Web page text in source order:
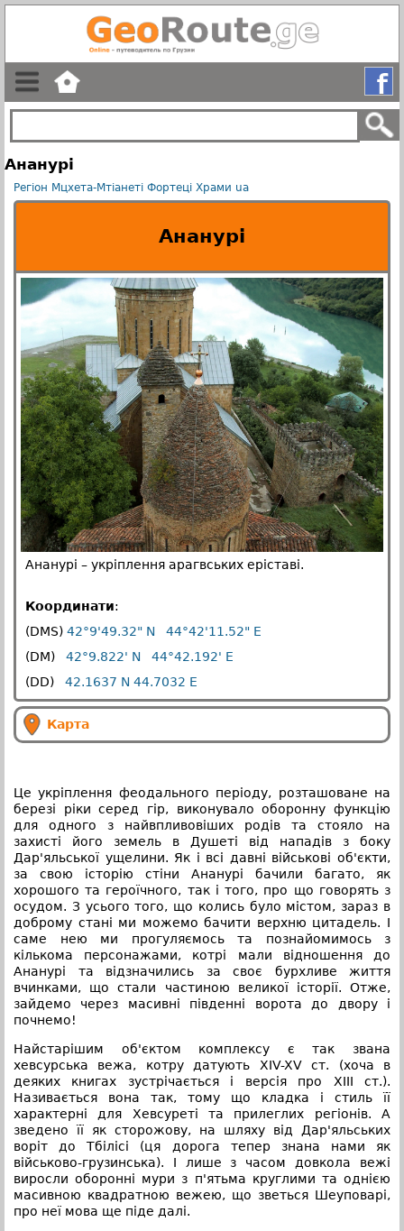
Ананурi
Регіон Мцхета-Мтіанеті Фортецi Храми ua
Ананурi
Ананурі – укріплення арагвських еріставі.
Координати:
(DMS) 42°9'49.32" N 44°42'11.52" E
(DM) 42°9.822' N 44°42.192' E
(DD) 42.1637 N 44.7032 E
Карта
Це укріплення феодального періоду, розташоване на
березі ріки серед гір, виконувало оборонну функцію
для одного з найвпливовіших родів та стояло на
захисті його земель в Душеті від нападів з боку
Дар'яльської ущелини. Як і всі давні військові об'єкти,
за свою історію стіни Ананурі бачили багато, як
хорошого та героїчного, так і того, про що говорять з
осудом. З усього того, що колись було містом, зараз в
доброму стані ми можемо бачити верхню цитадель. І
саме нею ми прогуляємось та познайомимось з
кількома персонажами, котрі мали відношення до
Ананурі та відзначились за своє бурхливе життя
вчинками, що стали частиною великої історії. Отже,
зайдемо через масивні південні ворота до двору і
почнемо!
Найстарішим об'єктом комплексу є так звана
хевсурська вежа, котру датують XIV-XV ст. (хоча в
деяких книгах зустрічається і версія про XIII ст.).
Називається вона так, тому що кладка і стиль її
характерні для Хевсуреті та прилеглих регіонів. А
зведено її як сторожову, на шляху від Дар'яльських
воріт до Тбілісі (ця дорога тепер знана нами як
військово-грузинська). І лише з часом довкола вежі
виросли оборонні мури з п'ятьма круглими та однією
масивною квадратною вежею, що зветься Шеуповарі,
про неї мова ще піде далі.